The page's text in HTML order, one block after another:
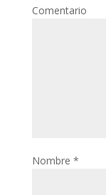
Comentario
Nombre *